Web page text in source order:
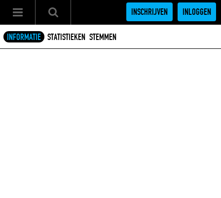
INSCHRIJVEN INLOGGEN
INFORMATIE STATISTIEKEN STEMMEN